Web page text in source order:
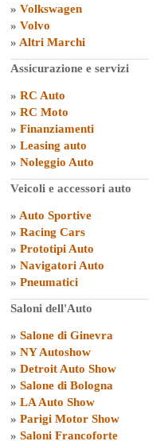
» Volkswagen
» Volvo
» Altri Marchi
Assicurazione e servizi
» RC Auto
» RC Moto
» Finanziamenti
» Leasing auto
» Noleggio Auto
Veicoli e accessori auto
» Auto Sportive
» Racing Cars
» Prototipi Auto
» Navigatori Auto
» Pneumatici
Saloni dell'Auto
» Salone di Ginevra
» NY Autoshow
» Detroit Auto Show
» Salone di Bologna
» LA Auto Show
» Parigi Motor Show
» Saloni Francoforte